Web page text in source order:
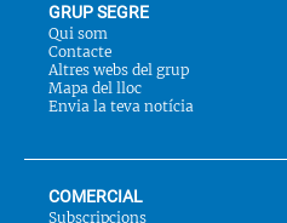
GRUP SEGRE
Qui som
Contacte
Altres webs del grup
Mapa del lloc
Envia la teva notícia
COMERCIAL
Subscripcions